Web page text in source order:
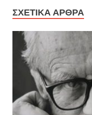
ΣΧΕΤΙΚΆ ΆΡΘΡΑ